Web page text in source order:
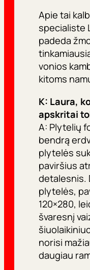
Apie tai
specialiste
padeda
vonios
kitoms
K: Laura,
apskritai
A: Plytelių
bendrą
plytelės
paviršius
detalesnis.
plytelės,
120×280,
švaresnį
norisi
daugiau